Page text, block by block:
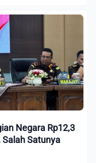
Negara Rp12,3
Salah Satunya